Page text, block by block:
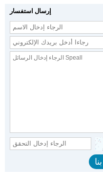
إرسال استفسار